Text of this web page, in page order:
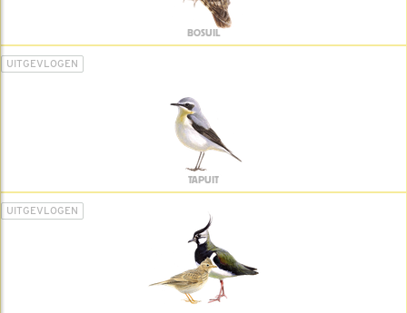
BOSUIL
UITGEVLOGEN
TAPUIT
UITGEVLOGEN